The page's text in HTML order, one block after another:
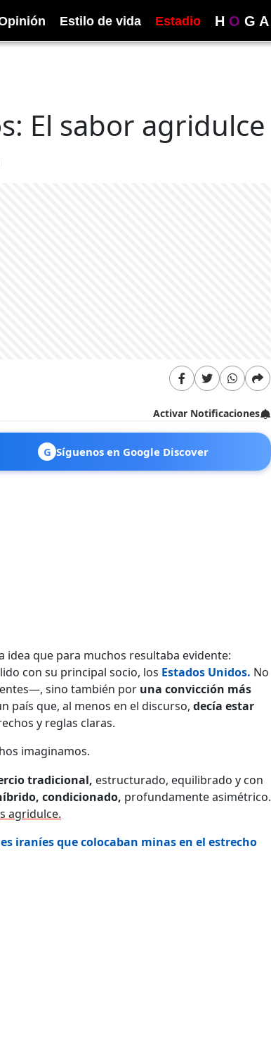
Estilo de vida Estadio H O G A
El sabor agridulce
Activar Notificaciones
G Síguenos en Google Discover
que para muchos resultaba evidente:
con su principal socio, los Estados Unidos. No
sino también por una convicción más
país que, al menos en el discurso, decía estar
y reglas claras.
imaginamos.
tradicional, estructurado, equilibrado y con
condicionado, profundamente asimétrico.
agridulce.
iraníes que colocaban minas en el estrecho